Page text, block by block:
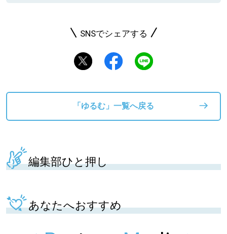
SNSでシェアする
「ゆるむ」一覧へ戻る
編集部ひと押し
あなたへおすすめ